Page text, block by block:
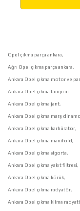
Opel çıkma parça ankara,
Ağrı Opel çıkma parça ankara,
Ankara Opel çıkma motor ve
Ankara Opel çıkma tampon
Ankara Opel çıkma jant,
Ankara Opel çıkma marş
Ankara Opel çıkma karbüratör,
Ankara Opel çıkma manifold,
Ankara Opel çıkma sigorta,
Ankara Opel çıkma yakıt filtresi,
Ankara Opel çıkma körük,
Ankara Opel çıkma radyatör,
Ankara Opel çıkma klima